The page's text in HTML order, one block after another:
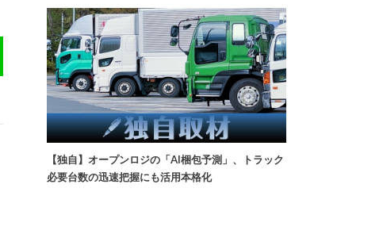
【独自】オープンロジの「AI梱包予測」、トラック
必要台数の迅速把握にも活用本格化